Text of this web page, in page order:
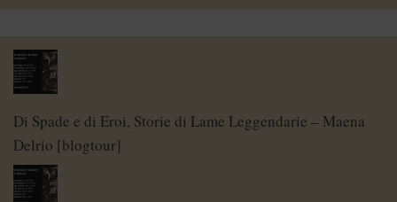
Di Spade e di Eroi, Storie di Lame Leggendarie – Maena
Delrio [blogtour]